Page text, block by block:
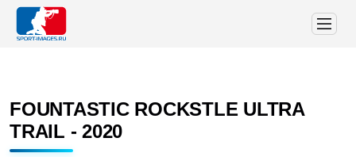
FOUNTASTIC ROCKSTLE ULTRA
TRAIL - 2020